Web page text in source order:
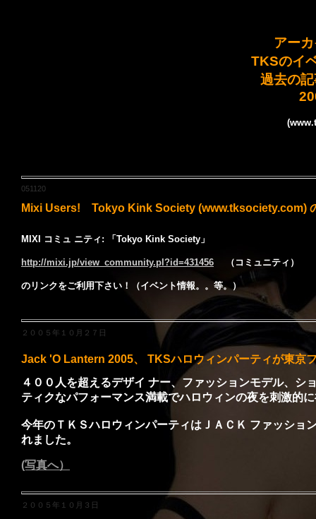
アー
TKSのイ
過去の
051120
Mixi Users! Tokyo Kink Society (www.tksociety.com)
MIXI コミュ ニティ: 「Tokyo Kink Society」
http://mixi.jp/view_community.pl?id=431456 （コミュニティ）
のリンクをご利用下さい！（イベント情報。。等。）
２００５年１０月２７日
Jack 'O Lantern 2005、 TKSハロウィンパーティが東京
４００人を超えるデザイ ナー、ファッションモデル、
ティクなパフォーマンス満載でハロウィンの夜を刺激的
今年のＴＫＳハロウィンパーティはＪＡＣＫ ファッショ
れました。
(写真へ）
２００５年１０月３日